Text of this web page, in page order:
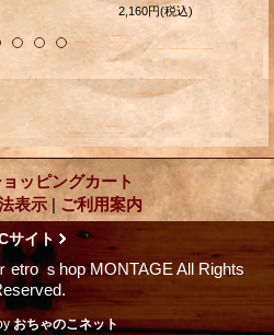
2,160円(税込)
ッピングカート
表示 | ご利用案内
サイト
etro ｓhop MONTAGE All Rights
おちゃのこネット